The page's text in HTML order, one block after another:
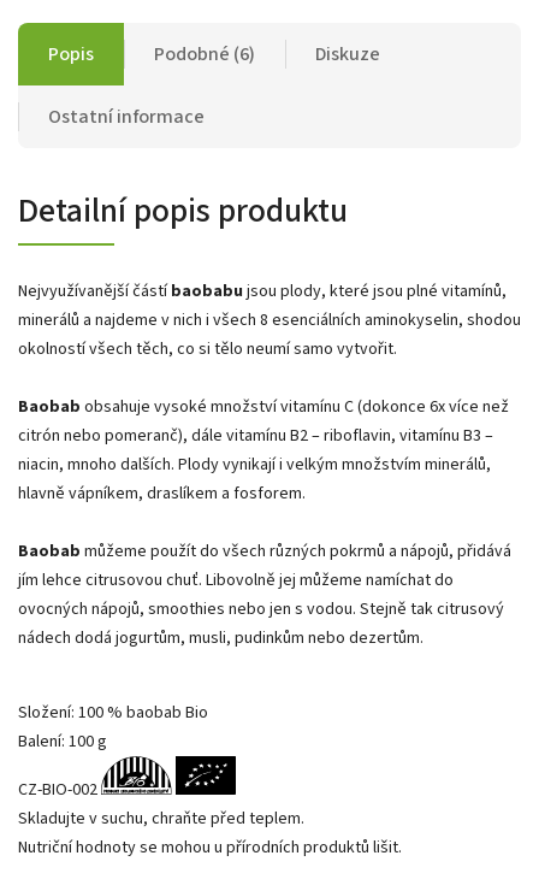
Popis Podobné (6) Diskuze
Ostatní informace
Detailní popis produktu
Nejvyužívanější částíbaobabu jsou plody, které jsou plné vitamínů,
minerálů a najdeme v nich i všech 8 esenciálních aminokyselin, shodou
okolností všech těch, co si tělo neumí samo vytvořit.
Baobab obsahuje vysoké množství vitamínu C (dokonce 6x více než
citrón nebo pomeranč), dále vitamínu B2 – riboflavin, vitamínu B3 –
niacin, mnoho dalších. Plody vynikají i velkým množstvím minerálů,
hlavně vápníkem, draslíkem a fosforem.
Baobab můžeme použít do všech různých pokrmů a nápojů, přidává
jím lehce citrusovou chuť. Libovolně jej můžeme namíchat do
ovocných nápojů, smoothies nebo jen s vodou. Stejně tak citrusový
nádech dodá jogurtům, musli, pudinkům nebo dezertům.
Složení: 100 % baobab Bio
Balení: 100 g
CZ-BIO-002
Skladujte v suchu, chraňte před teplem.
Nutriční hodnoty se mohou u přírodních produktů lišit.